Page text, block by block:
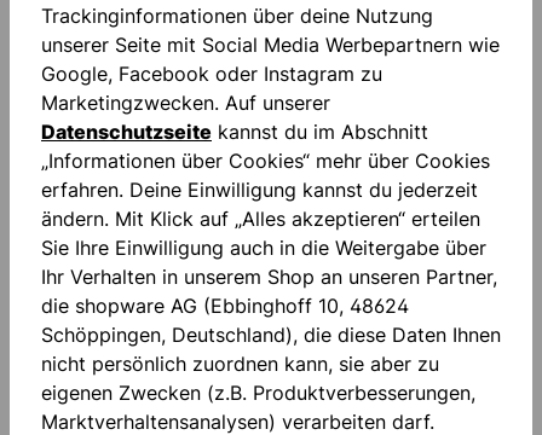
Beschreibung
Absolutgrip:ABSOLUTGRIP ist der Allrounder unter
unseren High-Performance- Haftschäumen. Die
patentierte Latexmischung biete…
Bewertungen
Trackinginformationen über deine Nutzung
unserer Seite mit Social Media Werbepartnern wie
Google, Facebook oder Instagram zu
Marketingzwecken. Auf unserer
Datenschutzseite kannst du im Abschnitt
„Informationen über Cookies“ mehr über Cookies
erfahren. Deine Einwilligung kannst du jederzeit
ändern. Mit Klick auf „Alles akzeptieren“ erteilen
Sie Ihre Einwilligung auch in die Weitergabe über
Ihr Verhalten in unserem Shop an unseren Partner,
die shopware AG (Ebbinghoff 10, 48624
Schöppingen, Deutschland), die diese Daten Ihnen
nicht persönlich zuordnen kann, sie aber zu
eigenen Zwecken (z.B. Produktverbesserungen,
Marktverhaltensanalysen) verarbeiten darf.